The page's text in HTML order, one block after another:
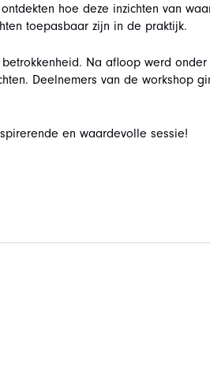
hoe deze inzichten van
toepasbaar zijn in de praktijk.
Na afloop werd
Deelnemers van de workshop
en waardevolle sessie!